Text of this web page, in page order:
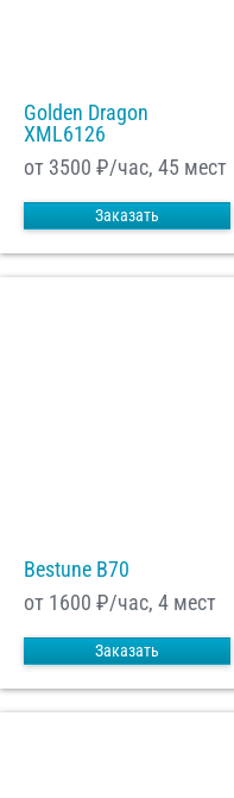
Golden Dragon
XML6126
от 3500 ₽/час, 45 мест
Заказать
Bestune B70
от 1600 ₽/час, 4 мест
Заказать